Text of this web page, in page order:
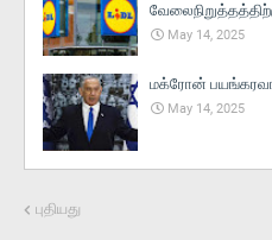
May 14, 2025
மக்ரோன்
May 14, 2025
புதியது